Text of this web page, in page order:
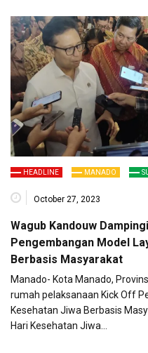
HEADLINE MANADO
October 27, 2023
Wagub Kandouw
Pengembangan Model
Berbasis Masyarakat
Manado- Kota Manado,
rumah pelaksanaan Kick Off
Kesehatan Jiwa Berbasis
Hari Kesehatan Jiwa…